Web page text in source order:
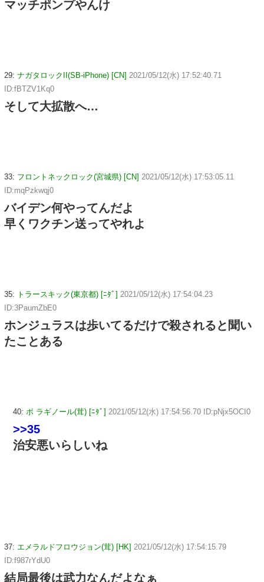
マッチポンプやんけ
29: ナガタロックII(SB-iPhone) [CN] 2021/05/12(水) 17:52:40.71
ID:fBTZV1Kq0
そして大拡散へ…
33: フロントネックロック(宮城県) [CN] 2021/05/12(水) 17:53:05.11
ID:mqPzkwqj0
バイデン何やってんだよ
早くワクチン送ってやれよ
35: トラースキック(東京都) [ﾆﾀﾞ] 2021/05/12(水) 17:54:04.23
ID:3PaumZbE0
ホンジュラスは歩いてるだけで殺されると聞い
たことある
40: ボ ラギノール(茸) [ﾆﾀﾞ] 2021/05/12(水) 17:54:56.70 ID:pNjx5OCI0
>>35
治安悪いらしいね
37: エメラルドフロウジョン(茸) [HK] 2021/05/12(水) 17:54:15.79
ID:f987rYdU0
結局最後は武力なんだよなぁ